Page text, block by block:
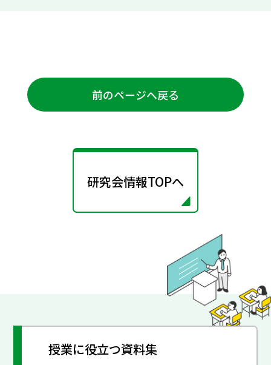
前のページへ戻る
研究会情報TOPへ
授業に役立つ資料集